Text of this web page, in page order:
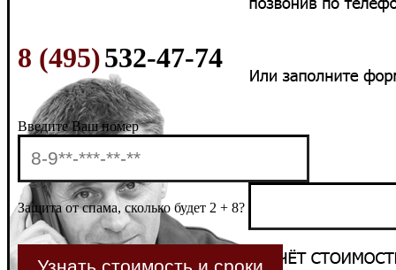
8 (495)532-47-74
Введите Ваш номер
Защита от спама, сколько будет 2 + 8?